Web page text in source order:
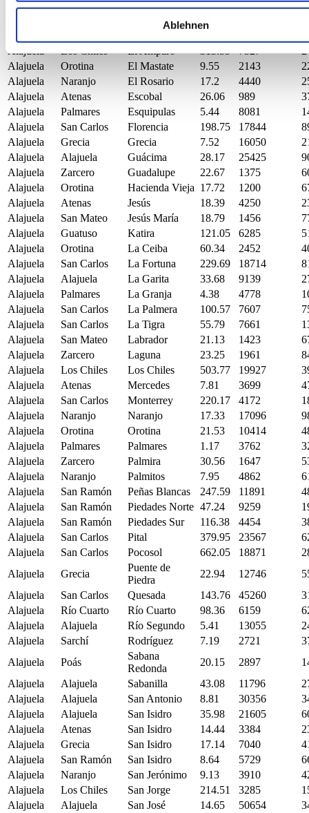
Ablehnen
Alajuela
Alajuela Desamparados 13.07 32241
Desmonte 20.9
Alajuela
Los Chiles El Amparo 313.55 7527
Alajuela
Orotina El Mastate 9.55 2143
Alajuela
Naranjo El Rosario 17.2 4440
Alajuela
Atenas Escobal 26.06 989
Alajuela
Palmares Esquipulas 5.44 8081
Alajuela
San Carlos Florencia 198.75 17844
Alajuela
Grecia Grecia 7.52 16050
Alajuela
Alajuela Guácima 28.17 25425
Alajuela
Zarcero Guadalupe 22.67 1375
Alajuela
Orotina Hacienda Vieja 17.72 1200
Alajuela
Atenas Jesús 18.39 4250
Alajuela
San Mateo Jesús María 18.79 1456
Alajuela
Guatuso Katira 121.05 6285
Alajuela
Orotina La Ceiba 60.34 2452
Alajuela
San Carlos La Fortuna 229.69 18714
Alajuela
Alajuela La Garita 33.68 9139
Alajuela
Palmares La Granja 4.38 4778
Alajuela
San Carlos La Palmera 100.57 7607
Alajuela
San Carlos La Tigra 55.79 7661
Alajuela
San Mateo Labrador 21.13 1423
Alajuela
Zarcero Laguna 23.25 1961
Alajuela
Los Chiles Los Chiles 503.77 19927
Alajuela
Atenas Mercedes 7.81 3699
Alajuela
San Carlos Monterrey 220.17 4172
Alajuela
Naranjo Naranjo 17.33 17096
Alajuela
Orotina Orotina 21.53 10414
Alajuela
Palmares Palmares 1.17 3762
Alajuela
Zarcero Palmira 30.56 1647
Alajuela
Naranjo Palmitos 7.95 4862
Alajuela
San Ramón Peñas Blancas 247.59 11891
Alajuela
San Ramón Piedades Norte 47.24 9259
Alajuela
San Ramón Piedades Sur 116.38 4454
Alajuela
San Carlos Pital 379.95 23567
Alajuela
San Carlos Pocosol 662.05 18871
Alajuela
Grecia
Puente de
Piedra
22.94 12746
Alajuela
San Carlos Quesada 143.76 45260
Alajuela
Río Cuarto Río Cuarto 98.36 6159
Alajuela
Alajuela Río Segundo 5.41 13055
Alajuela
Sarchí Rodríguez 7.19 2721
Alajuela
Poás
Sabana
Redonda
20.15 2897
Alajuela
Alajuela Sabanilla 43.08 11796
Alajuela
Alajuela San Antonio 8.81 30356
Alajuela
Alajuela San Isidro 35.98 21605
Alajuela
Atenas San Isidro 14.44 3384
Alajuela
Grecia San Isidro 17.14 7040
Alajuela
San Ramón San Isidro 8.64 5729
Alajuela
Naranjo San Jerónimo 9.13 3910
Alajuela
Los Chiles San Jorge 214.51 3285
Alajuela
Alajuela San José 14.65 50654